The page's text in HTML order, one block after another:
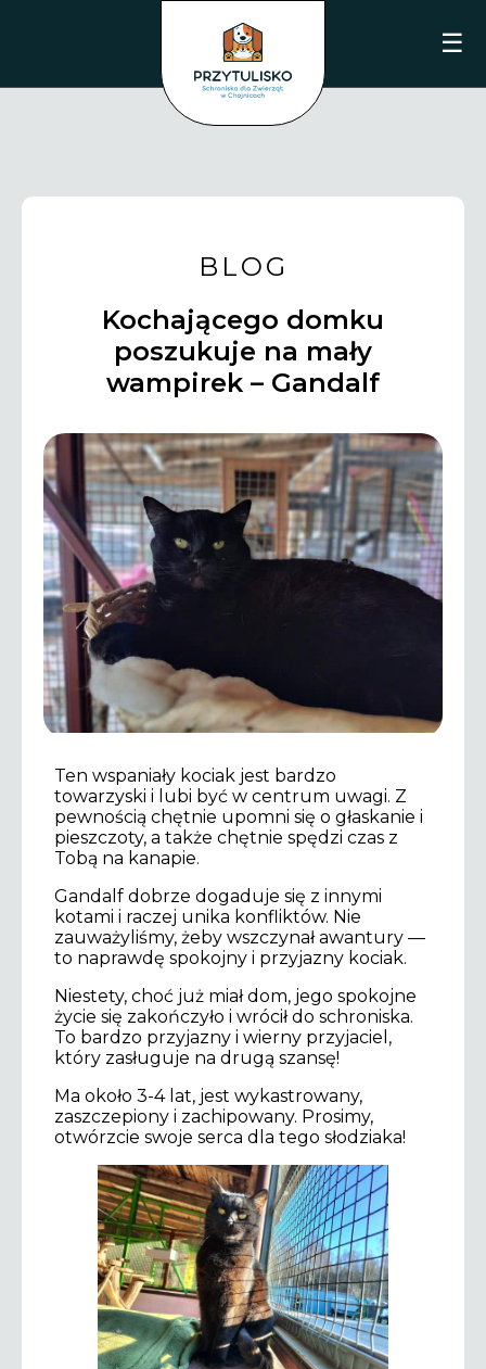
☰
BLOG
Kochającego domku
poszukuje na mały
wampirek – Gandalf
Ten wspaniały kociak jest bardzo
towarzyski i lubi być w centrum uwagi. Z
pewnością chętnie upomni się o głaskanie i
pieszczoty, a także chętnie spędzi czas z
Tobą na kanapie.
Gandalf dobrze dogaduje się z innymi
kotami i raczej unika konfliktów. Nie
zauważyliśmy, żeby wszczynał awantury —
to naprawdę spokojny i przyjazny kociak.
Niestety, choć już miał dom, jego spokojne
życie się zakończyło i wrócił do schroniska.
To bardzo przyjazny i wierny przyjaciel,
który zasługuje na drugą szansę!
Ma około 3-4 lat, jest wykastrowany,
zaszczepiony i zachipowany. Prosimy,
otwórzcie swoje serca dla tego słodziaka!